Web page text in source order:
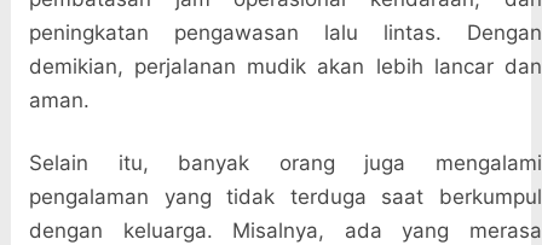
peningkatan pengawasan lalu lintas. Dengan
demikian, perjalanan mudik akan lebih lancar dan
aman.
Selain itu, banyak orang juga mengalami
pengalaman yang tidak terduga saat berkumpul
dengan keluarga. Misalnya, ada yang merasa